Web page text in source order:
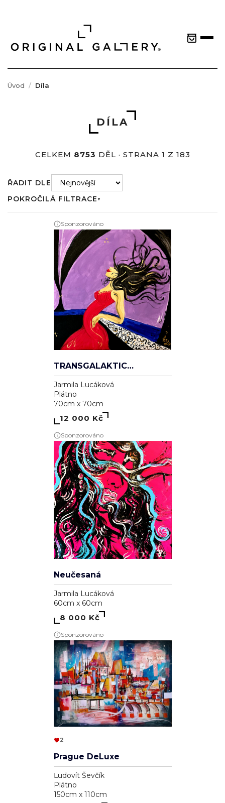
Úvod Díla
DÍLA
CELKEM 8753 DĚL · STRANA 1 Z 183
ŘADIT DLE
POKROČILÁ FILTRACE ▼
Sponzorováno
TRANSGALAKTICKÁ
Jarmila Lucáková
Plátno
70cm x 70cm
12 000 Kč
Sponzorováno
Neučesaná
Jarmila Lucáková
60cm x 60cm
8 000 Kč
Sponzorováno
2
Prague DeLuxe
Ľudovít Ševčík
Plátno
150cm x 110cm